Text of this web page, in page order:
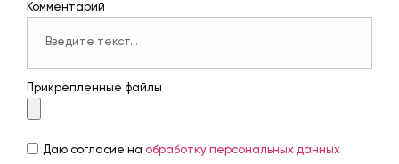
Комментарий
Прикрепленные файлы
Даю согласие на обработку персональных данных